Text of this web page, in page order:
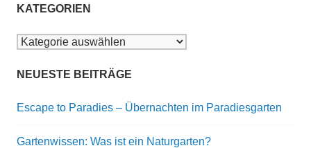
KATEGORIEN
Kategorien
NEUESTE BEITRÄGE
Escape to Paradies – Übernachten im Paradiesgarten
Gartenwissen: Was ist ein Naturgarten?